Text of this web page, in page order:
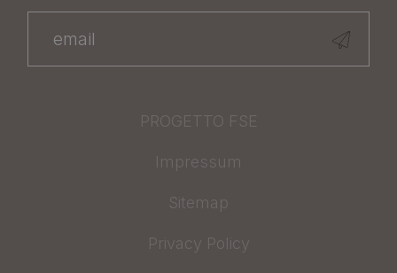
PROGETTO FSE
Impressum
Sitemap
Privacy Policy